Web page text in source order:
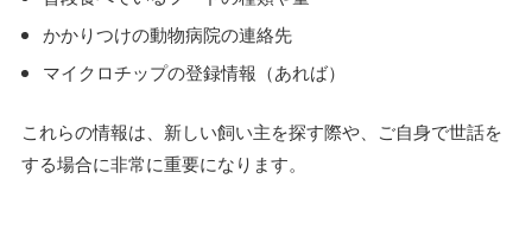
かかりつけの動物病院の連絡先
マイクロチップの登録情報（あれば）
これらの情報は、新しい飼い主を探す際や、ご自身で世話を
する場合に非常に重要になります。